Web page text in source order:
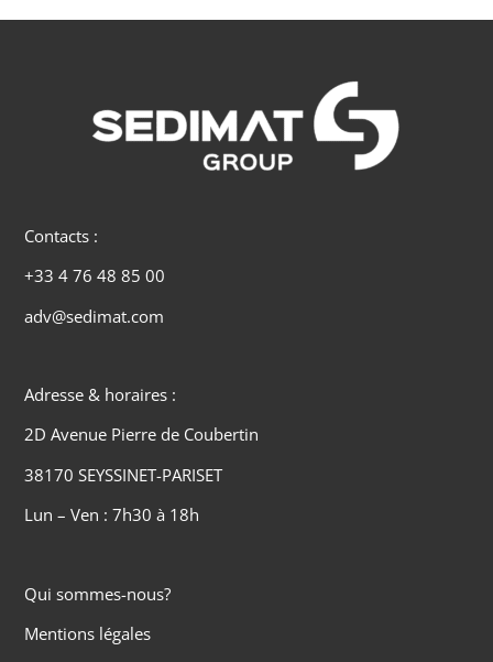
Contacts :
+33 4 76 48 85 00
adv@sedimat.com
Adresse & horaires :
2D Avenue Pierre de Coubertin
38170 SEYSSINET-PARISET
Lun – Ven : 7h30 à 18h
Qui sommes-nous?
Mentions légales